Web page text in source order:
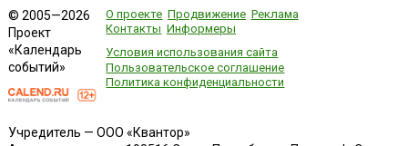
© 2005—2026
Проект
«Календарь
событий»
О проекте Продвижение Реклама
Контакты Информеры
Условия использования сайта
Пользовательское соглашение
Политика конфиденциальности
Учредитель — ООО «Квантор»